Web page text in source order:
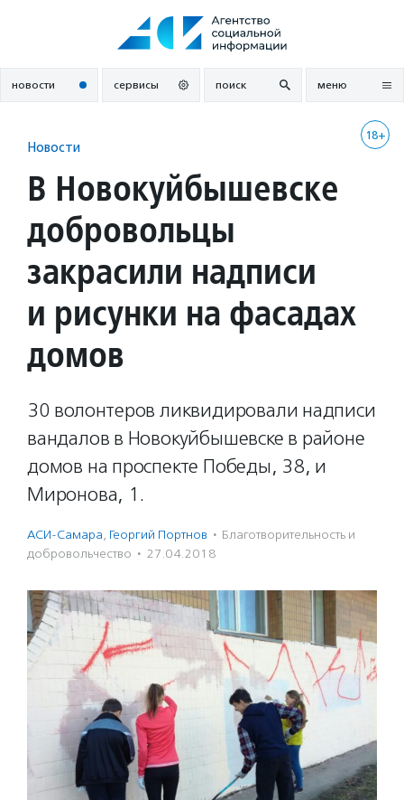
новости сервисы поиск меню
18+
Новости
В Новокуйбышевске
добровольцы
закрасили надписи
и рисунки на фасадах
домов
30 волонтеров ликвидировали надписи
вандалов в Новокуйбышевске в районе
домов на проспекте Победы, 38, и
Миронова, 1.
АСИ-Самара, Георгий Портнов · Благотвори­тель­ность и
доброволь­чест­во · 27.04.2018